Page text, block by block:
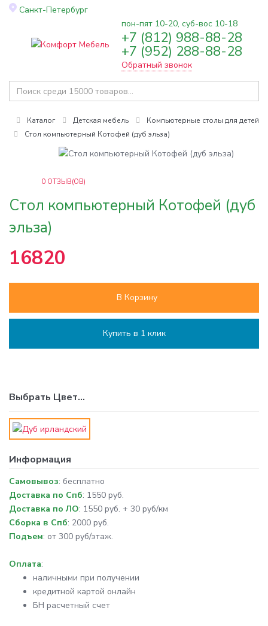
Санкт-Петербург
Toggle
пон-пят 10-20, суб-вос 10-18
+7 (812) 988-88-28
+7 (952) 288-88-28
Обратный звонок
Каталог Детская мебель
Компьютерные столы для детей
Стол компьютерный Котофей (дуб эльза)
0 ОТЗЫВ(ОВ)
Стол компьютерный Котофей (дуб
эльза)
16820
В Корзину
Купить в 1 клик
Выбрать Цвет...
Информация
Самовывоз: бесплатно
Доставка по Спб: 1550 руб.
Доставка по ЛО: 1550 руб. + 30 руб/км
Сборка в Спб: 2000 руб.
Подъем: от 300 руб/этаж.
Оплата:
наличными при получении
кредитной картой онлайн
БН расчетный счет